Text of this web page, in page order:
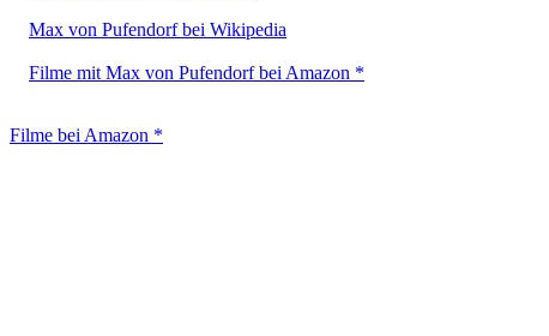
Max von Pufendorf bei Wikipedia
Filme mit Max von Pufendorf bei Amazon *
Filme bei Amazon *